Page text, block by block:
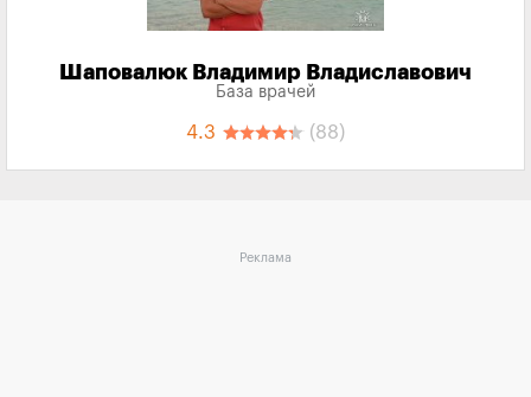
Шаповалюк Владимир Владиславович
База врачей
4.3 (88)
Реклама